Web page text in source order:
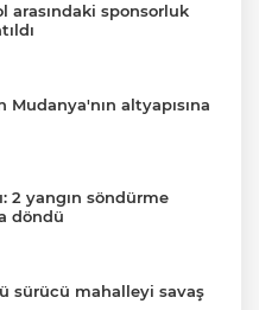
arasındaki sponsorluk
Mudanya'nın altyapısına
2 yangın söndürme
döndü
sürücü mahalleyi savaş